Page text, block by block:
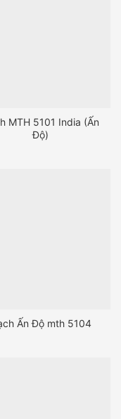
MTH 5101 India (Ấn
Độ)
Ấn Độ mth 5104